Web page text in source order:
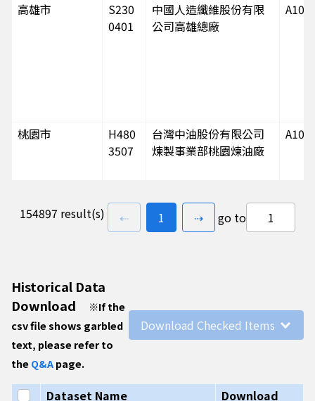
高雄市
S230
0401
中國人造纖維股份有限
公司高雄總廠
A102
桃園市
H480
3507
台灣中油股份有限公司
煉製事業部桃園煉油廠
A102
桃園市
H480
3507
台灣中油股份有限公司
A11A
154897 result(s) ⇠previous page
go to
1 page(s)
⇢next page
go to
Historical Data
Download
※If the
csv file shows garbled
text, please refer to
theQ&Apage.
Download Checked Items
Select all
Dataset Name
Download